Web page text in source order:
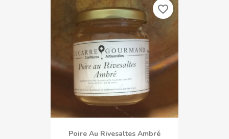
Poire Au Rivesaltes Ambré
favorite_border